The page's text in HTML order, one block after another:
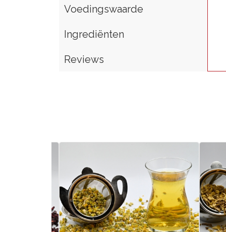
Voedingswaarde
Ingrediënten
Reviews